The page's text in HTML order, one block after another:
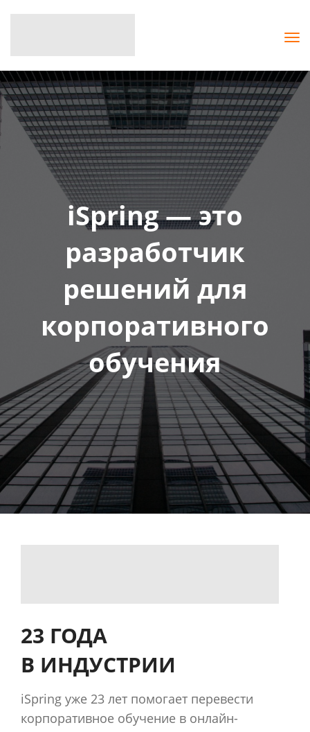
iSpring — это
разработчик
решений для
корпоративного
обучения
23 ГОДА
В ИНДУСТРИИ
iSpring уже 23 лет помогает перевести
корпоративное обучение в онлайн-